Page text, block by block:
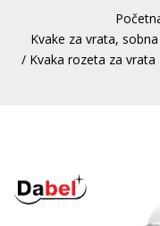
Kvake za vrata,
/ Kvaka rozeta za